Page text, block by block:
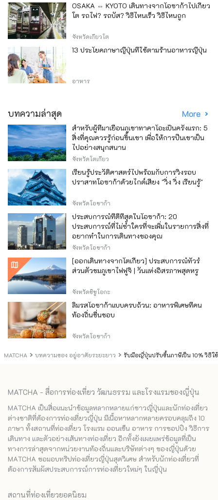
MATCHA บทความของ อยู่อาศัยระยะยาว รับมือญี่ปุ่นปรับขึ้นภาษีเป็น 10% วิธีใ
OSAKA ⇔ KYOTO เดินทางจากโอซาก้าไปเกียว
โต รถไฟ? รถบัส? วิธีไหนเร็ว วิธีไหนถูก
จังหวัดเกียวโต
13 ประโยคภาษาญี่ปุ่นที่ใช้ตามร้านอาหารญี่ปุ่น
อาหาร
บทความล่าสุด More
สำหรับผู้ที่มาเยือนภูเขาทาคาโอะเป็นครั้งแรก: 5
สิ่งที่คุณควรรู้ก่อนขึ้นเขา เพื่อให้การปีนเขาเป็น
ไปอย่างสนุกสนาน
จังหวัดโตเกียว
เรียนรู้ประวัติศาสตร์ไปพร้อมกับการวิ่งรอบ
ปราสาทโอซาก้าด้วยไกด์เสียง "วิ่ง วิ่ง เรียนรู้"
จังหวัดโอซาก้า
ประสบการณ์ที่ดีที่สุดในโอซาก้า: 20
ประสบการณ์ที่ไม่ซ้ำใครที่จะเพิ่มในรายการสิ่งที่
อยากทำในการเดินทางของคุณ
จังหวัดโอซาก้า
[ออกเดินทางจากโตเกียว] ประสบการณ์ทัวร์
ส่วนตัวชมภูเขาไฟฟูจิ | วันแห่งอิสรภาพสุดหรู
จังหวัดชิซูโอกะ
ลิ้มรสโอซาก้าแบบครบถ้วน: อาหารพิเศษที่คน
ท้องถิ่นชื่นชอบ
จังหวัดโอซาก้า
MATCHA - สื่อการท่องเที่ยว วัฒนธรรม และโรงแรมของญี่ปุ่น
MATCHA เป็นสื่อแนะนำข้อมูลหลากหลายแก่ชาวญี่ปุ่นและนักท่องเที่ยว
ต่างชาติที่ต้องการท่องเที่ยวญี่ปุ่น มีเนื้อหาหลากหลายครอบคลุมถึง 10
ภาษา ทั้งสถานที่ท่องเที่ยว โรงแรม ออนเซ็น อาหาร การชอปปิง วิธีการ
เดินทาง และตัวอย่างเส้นทางท่องเที่ยว อีกทั้งยังเผยแพร่ข้อมูลที่เป็น
ทางการล่าสุดจากหน่วยงานท้องถิ่นและบริษัทต่างๆ ของญี่ปุ่นด้วย
MATCHA ขอมอบทริปท่องเที่ยวญี่ปุ่นสุดวิเศษ สำหรับนักท่องเที่ยวที่
ต้องการสัมผัสประสบการณ์การท่องเที่ยวใหม่ๆ ในญี่ปุ่น
สถานที่ท่องเที่ยวยอดนิยม